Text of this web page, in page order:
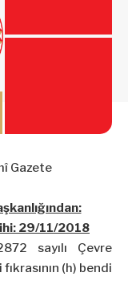
Gazete
29/11/2018
sayılı Çevre
(h) bendi